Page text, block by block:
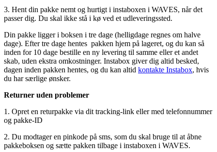
3. Hent din pakke nemt og hurtigt i instaboxen i WAVES, når det
passer dig. Du skal ikke stå i kø ved et udleveringssted.
Din pakke ligger i boksen i tre dage (helligdage regnes om halve
dage). Efter tre dage hentes pakken hjem på lageret, og du kan så
inden for 10 dage bestille en ny levering til samme eller et andet
skab, uden ekstra omkostninger. Instabox giver dig altid besked,
dagen inden pakken hentes, og du kan altid kontakte Instabox, hvis
du har særlige ønsker.
Returner uden problemer
1. Opret en returpakke via dit tracking-link eller med telefonnummer
og pakke-ID
2. Du modtager en pinkode på sms, som du skal bruge til at åbne
pakkeboksen og sætte pakken tilbage i instaboxen i WAVES.